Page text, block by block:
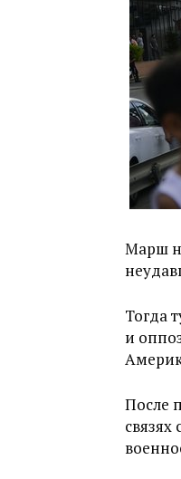
Марш
Тогда
и
После